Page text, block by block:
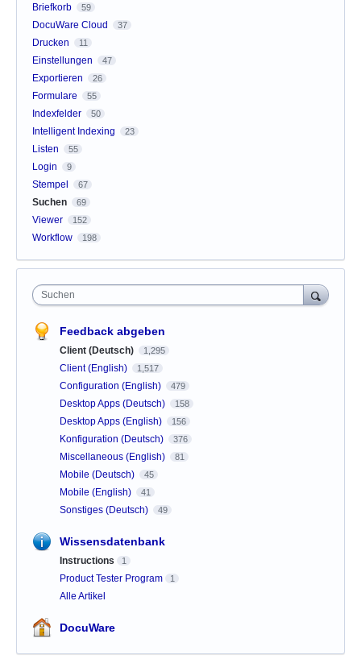
Briefkorb 59
DocuWare Cloud 37
Drucken 11
Einstellungen 47
Exportieren 26
Formulare 55
Indexfelder 50
Intelligent Indexing 23
Listen 55
Login 9
Stempel 67
Suchen 69
Viewer 152
Workflow 198
Suchen
Feedback abgeben
Client (Deutsch) 1,295
Client (English) 1,517
Configuration (English) 479
Desktop Apps (Deutsch) 158
Desktop Apps (English) 156
Konfiguration (Deutsch) 376
Miscellaneous (English) 81
Mobile (Deutsch) 45
Mobile (English) 41
Sonstiges (Deutsch) 49
Wissensdatenbank
Instructions 1
Product Tester Program 1
Alle Artikel
DocuWare